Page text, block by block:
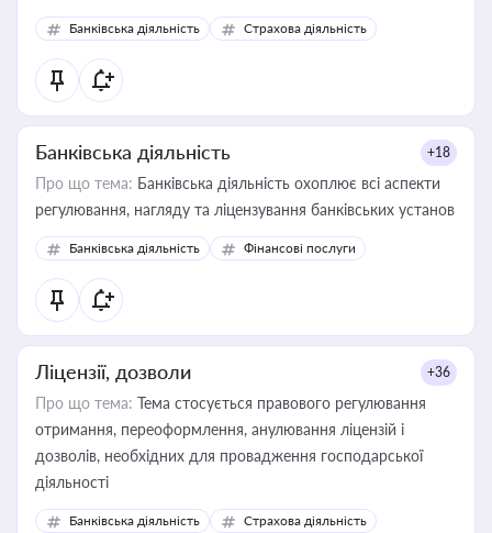
забезпечувати їх належне прийняття органами влади та
контрагентами
Банківська діяльність Страхова діяльність
Банківська діяльність +18
Про що тема: Банківська діяльність охоплює всі аспекти
регулювання, нагляду та ліцензування банківських установ
Банківська діяльність Фінансові послуги
Ліцензії, дозволи +36
Про що тема: Тема стосується правового регулювання
отримання, переоформлення, анулювання ліцензій і
дозволів, необхідних для провадження господарської
діяльності
Банківська діяльність
Страхова діяльність